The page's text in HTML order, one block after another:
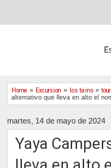
Home » Excursion » los taino » tour
alternativo que lleva en alto el
martes, 14 de mayo de 2024
Yaya